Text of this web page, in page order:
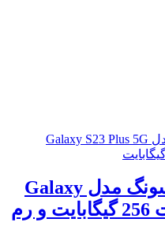
گوشی موبایل سامسونگ مدل Galaxy
S23 Plus 5G ظرفیت 256 گیگابایت و رم